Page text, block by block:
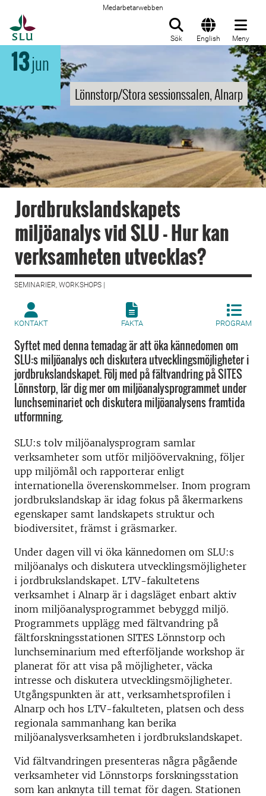
Medarbetarwebben
Sök English Meny
13jun
Lönnstorp/Stora sessionssalen, Alnarp
Jordbrukslandskapets
miljöanalys vid SLU - Hur kan
verksamheten utvecklas?
SEMINARIER, WORKSHOPS |
KONTAKT FAKTA PROGRAM
Syftet med denna temadag är att öka kännedomen om
SLU:s miljöanalys och diskutera utvecklingsmöjligheter i
jordbrukslandskapet. Följ med på fältvandring på SITES
Lönnstorp, lär dig mer om miljöanalysprogrammet under
lunchseminariet och diskutera miljöanalysens framtida
utformning.
SLU:s tolv miljöanalysprogram samlar
verksamheter som utför miljöövervakning, följer
upp miljömål och rapporterar enligt
internationella överenskommelser. Inom program
jordbrukslandskap är idag fokus på åkermarkens
egenskaper samt landskapets struktur och
biodiversitet, främst i gräsmarker.
Under dagen vill vi öka kännedomen om SLU:s
miljöanalys och diskutera utvecklingsmöjligheter
i jordbrukslandskapet. LTV-fakultetens
verksamhet i Alnarp är i dagsläget enbart aktiv
inom miljöanalysprogrammet bebyggd miljö.
Programmets upplägg med fältvandring på
fältforskningsstationen SITES Lönnstorp och
lunchseminarium med efterföljande workshop är
planerat för att visa på möjligheter, väcka
intresse och diskutera utvecklingsmöjligheter.
Utgångspunkten är att, verksamhetsprofilen i
Alnarp och hos LTV-fakulteten, platsen och dess
regionala sammanhang kan berika
miljöanalysverksamheten i jordbrukslandskapet.
Vid fältvandringen presenteras några pågående
verksamheter vid Lönnstorps forskningsstation
som kan anknyta till temat för dagen. Stationen